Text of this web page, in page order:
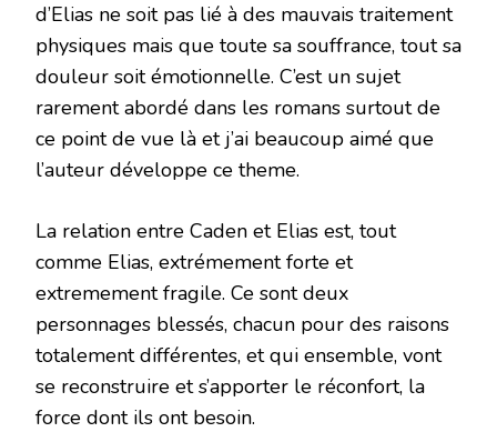
d’Elias ne soit pas lié à des mauvais traitement
physiques mais que toute sa souffrance, tout sa
douleur soit émotionnelle. C’est un sujet
rarement abordé dans les romans surtout de
ce point de vue là et j’ai beaucoup aimé que
l’auteur développe ce theme.
La relation entre Caden et Elias est, tout
comme Elias, extrémement forte et
extremement fragile. Ce sont deux
personnages blessés, chacun pour des raisons
totalement différentes, et qui ensemble, vont
se reconstruire et s’apporter le réconfort, la
force dont ils ont besoin.